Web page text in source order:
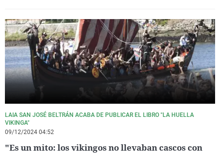
LAIA SAN JOSÉ BELTRÁN ACABA DE PUBLICAR EL LIBRO "LA HUELLA
VIKINGA"
09/12/2024 04:52
"Es un mito: los vikingos no llevaban cascos con